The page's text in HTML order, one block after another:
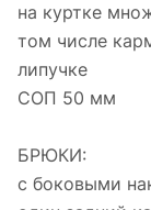
на куртке
том числе
липучке
СОП 50 мм
БРЮКИ:
с боковыми